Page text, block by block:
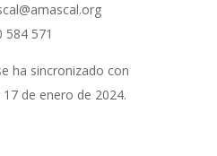
amascal.org
571
ha sincronizado con
17 de enero de 2024.